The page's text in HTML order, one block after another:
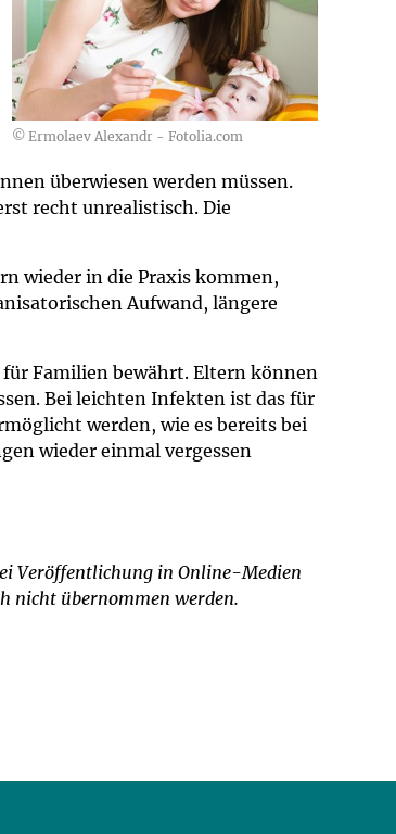
© Ermolaev Alexandr - Fotolia.com
überwiesen werden müssen.
recht unrealistisch. Die
wieder in die Praxis kommen,
Aufwand, längere
Familien bewährt. Eltern können
Bei leichten Infekten ist das für
werden, wie es bereits bei
wieder einmal vergessen
Veröffentlichung in Online-Medien
nicht übernommen werden.